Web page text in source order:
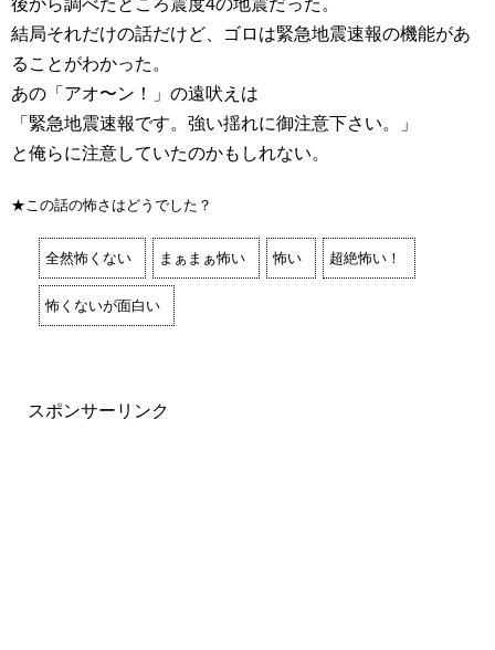
後から調べたところ震度4の地震だった。
結局それだけの話だけど、ゴロは緊急地震速報の機能があ
ることがわかった。
あの「アオ〜ン！」の遠吠えは
「緊急地震速報です。強い揺れに御注意下さい。」
と俺らに注意していたのかもしれない。
★この話の怖さはどうでした？
全然怖くない まぁまぁ怖い 怖い 超絶怖い！
怖くないが面白い
スポンサーリンク